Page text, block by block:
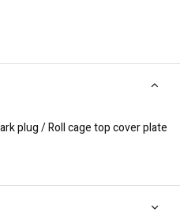
plug / Roll cage top cover plate